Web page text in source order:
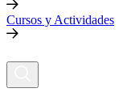
Cursos y Actividades